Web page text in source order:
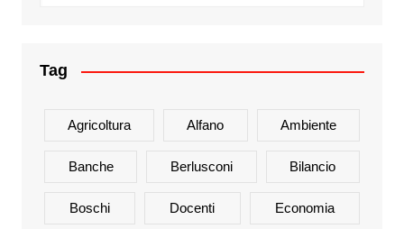
Tag
Agricoltura Alfano Ambiente
Banche Berlusconi Bilancio
Boschi Docenti Economia